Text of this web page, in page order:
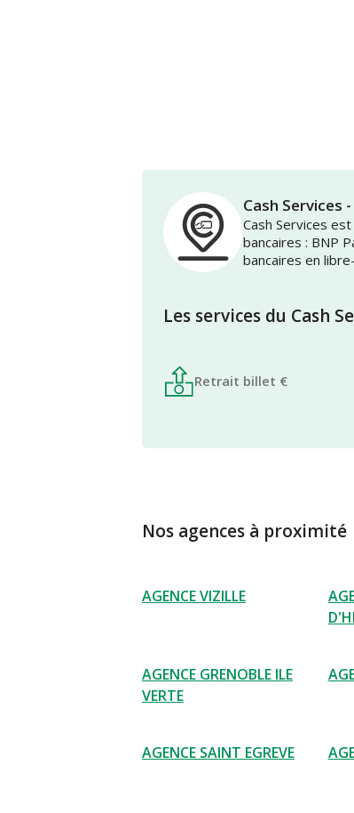
Cash Services
Cash Services
bancaires : BNP
bancaires en
Les services du Cash
Retrait billet €
Nos agences à proximité
AGENCE VIZILLE
AGENCE GRENOBLE ILE
VERTE
AGENCE SAINT EGREVE